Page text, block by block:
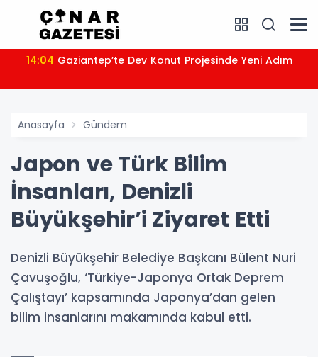
14:04 Gaziantep’te Dev Konut Projesinde Yeni Adım
Anasayfa Gündem
Japon ve Türk Bilim
İnsanları, Denizli
Büyükşehir’i Ziyaret Etti
Denizli Büyükşehir Belediye Başkanı Bülent Nuri
Çavuşoğlu, ‘Türkiye-Japonya Ortak Deprem
Çalıştayı’ kapsamında Japonya’dan gelen
bilim insanlarını makamında kabul etti.